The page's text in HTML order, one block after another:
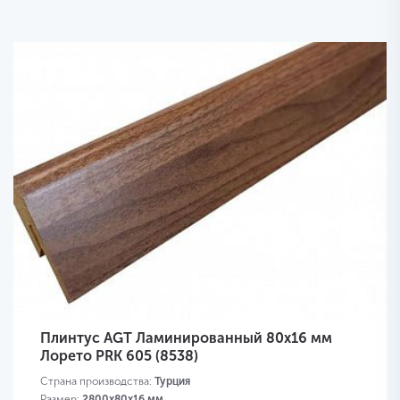
Плинтус AGT Ламинированный 80х16 мм
Лорето PRK 605 (8538)
Страна производства: Турция